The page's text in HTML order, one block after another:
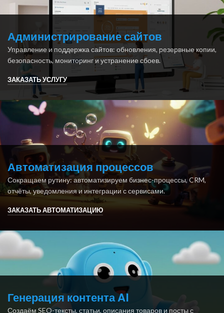
Администрирование сайтов
Управление и поддержка сайтов: обновления, резервные копии,
безопасность, мониторинг и устранение сбоев.
ЗАКАЗАТЬ УСЛУГУ
Автоматизация процессов
Сокращаем рутину: автоматизируем бизнес-процессы, CRM,
отчёты, уведомления и интеграции с сервисами.
ЗАКАЗАТЬ АВТОМАТИЗАЦИЮ
Генерация контента AI
Создаём SEO-тексты, статьи, описания товаров и посты с